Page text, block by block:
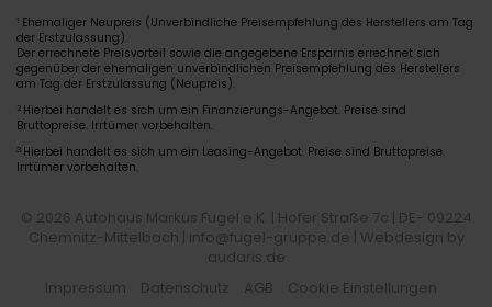
1 Ehemaliger Neupreis (Unverbindliche Preisempfehlung des Herstellers am Tag
der Erstzulassung).
Der errechnete Preisvorteil sowie die angegebene Ersparnis errechnet sich
gegenüber der ehemaligen unverbindlichen Preisempfehlung des Herstellers
am Tag der Erstzulassung (Neupreis).
2 Hierbei handelt es sich um ein Finanzierungs-Angebot. Preise sind
Bruttopreise. Irrtümer vorbehalten.
3 Hierbei handelt es sich um ein Leasing-Angebot. Preise sind Bruttopreise.
Irrtümer vorbehalten.
© 2026 Autohaus Markus Fugel e.K. | Hofer Straße 7c | DE- 09224
Chemnitz-Mittelbach | info@fugel-gruppe.de | Webdesign by
audaris.de
Impressum
Datenschutz AGB Cookie Einstellungen